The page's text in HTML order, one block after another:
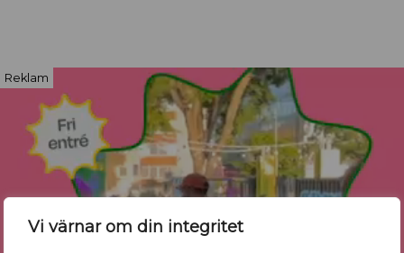
Vi värnar om din integritet
Reklam